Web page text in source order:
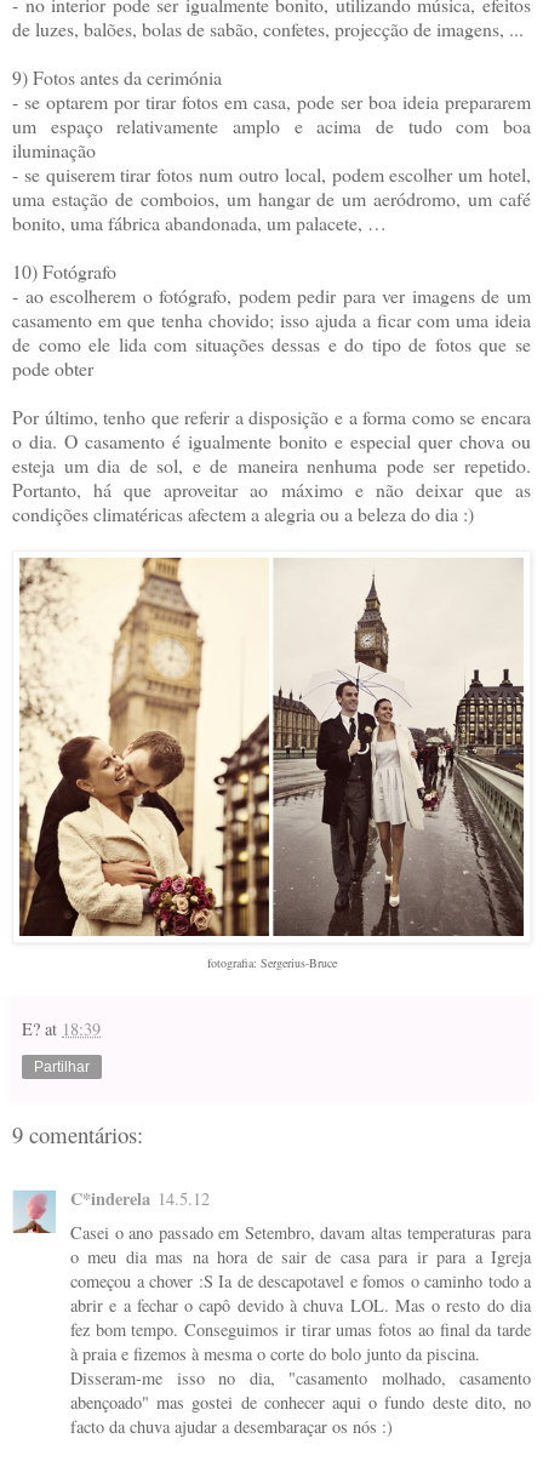
de luzes, balões, bolas de sabão, confetes, projecção de imagens, ...
9) Fotos antes da cerimónia
- se optarem por tirar fotos em casa, pode ser boa ideia prepararem
um espaço relativamente amplo e acima de tudo com boa
iluminação
- se quiserem tirar fotos num outro local, podem escolher um hotel,
uma estação de comboios, um hangar de um aeródromo, um café
bonito, uma fábrica abandonada, um palacete, …
10) Fotógrafo
- ao escolherem o fotógrafo, podem pedir para ver imagens de um
casamento em que tenha chovido; isso ajuda a ficar com uma ideia
de como ele lida com situações dessas e do tipo de fotos que se
pode obter
Por último, tenho que referir a disposição e a forma como se encara
o dia. O casamento é igualmente bonito e especial quer chova ou
esteja um dia de sol, e de maneira nenhuma pode ser repetido.
Portanto, há que aproveitar ao máximo e não deixar que as
condições climatéricas afectem a alegria ou a beleza do dia :)
fotografia: Sergerius-Bruce
E? at 18:39
Partilhar
9 comentários:
C*inderela 14.5.12
Casei o ano passado em Setembro, davam altas temperaturas para
o meu dia mas na hora de sair de casa para ir para a Igreja
começou a chover :S Ia de descapotavel e fomos o caminho todo a
abrir e a fechar o capô devido à chuva LOL. Mas o resto do dia
fez bom tempo. Conseguimos ir tirar umas fotos ao final da tarde
à praia e fizemos à mesma o corte do bolo junto da piscina.
Disseram-me isso no dia, "casamento molhado, casamento
abençoado" mas gostei de conhecer aqui o fundo deste dito, no
facto da chuva ajudar a desembaraçar os nós :)